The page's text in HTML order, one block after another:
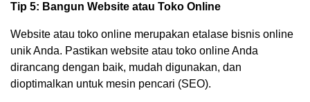
Tip 5: Bangun Website atau Toko Online
Website atau toko online merupakan etalase bisnis online
unik Anda. Pastikan website atau toko online Anda
dirancang dengan baik, mudah digunakan, dan
dioptimalkan untuk mesin pencari (SEO).